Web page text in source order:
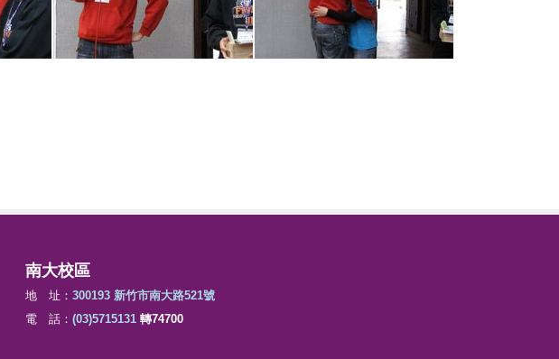
南大校區
地 址： 300193 新竹市南大路521號
電 話： (03)5715131 轉74700